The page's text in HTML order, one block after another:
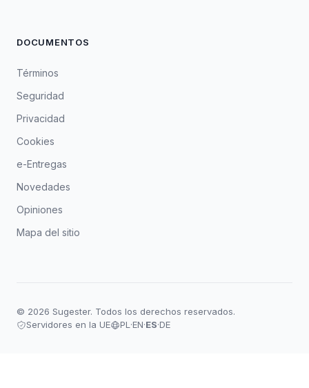
DOCUMENTOS
Términos
Seguridad
Privacidad
Cookies
e-Entregas
Novedades
Opiniones
Mapa del sitio
© 2026 Sugester. Todos los derechos reservados.
Servidores en la UE
PL ·EN·ES·DE